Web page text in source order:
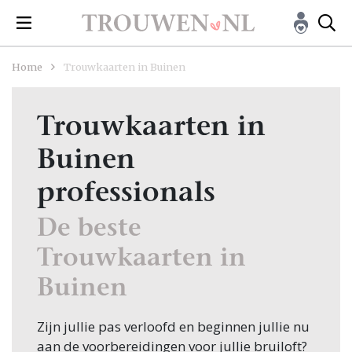
Home Trouwkaarten in Buinen
Trouwkaarten in
Buinen
professionals
De beste
Trouwkaarten in
Buinen
Zijn jullie pas verloofd en beginnen jullie nu
aan de voorbereidingen voor jullie bruiloft?